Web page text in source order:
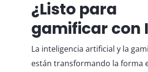
¿Listo para
gamificar con
La inteligencia artificial y la
están transformando la forma